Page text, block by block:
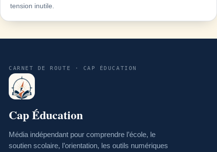
tension inutile.
CARNET DE ROUTE · CAP ÉDUCATION
Cap Éducation
Média indépendant pour comprendre l’école, le
soutien scolaire, l’orientation, les outils numériques